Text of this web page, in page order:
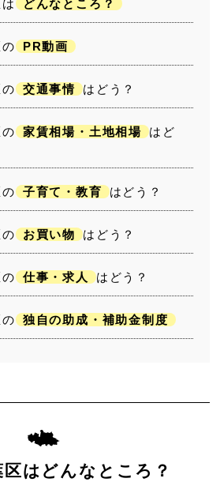
どんなところ？
PR動画
交通事情 はどう？
家賃相場・土地相場 はど
子育て・教育 はどう？
お買い物 はどう？
仕事・求人 はどう？
独自の助成・補助金制度
はどんなところ？